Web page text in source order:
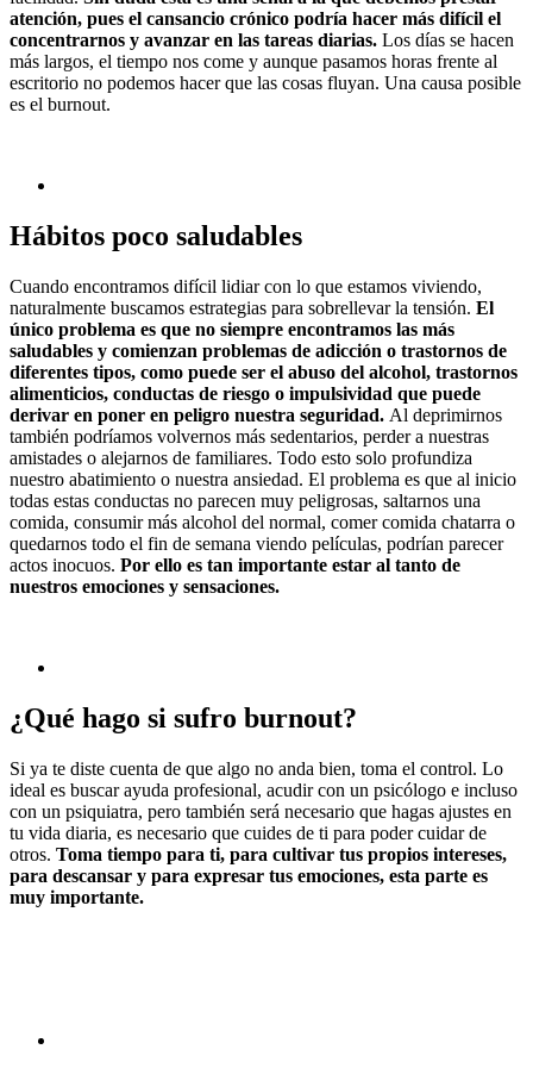
atención, pues el cansancio crónico podría hacer más difícil el
concentrarnos y avanzar en las tareas diarias. Los días se hacen
más largos, el tiempo nos come y aunque pasamos horas frente al
escritorio no podemos hacer que las cosas fluyan. Una causa posible
es el burnout.
Hábitos poco saludables
Cuando encontramos difícil lidiar con lo que estamos viviendo,
naturalmente buscamos estrategias para sobrellevar la tensión. El
único problema es que no siempre encontramos las más
saludables y comienzan problemas de adicción o trastornos de
diferentes tipos, como puede ser el abuso del alcohol, trastornos
alimenticios, conductas de riesgo o impulsividad que puede
derivar en poner en peligro nuestra seguridad. Al deprimirnos
también podríamos volvernos más sedentarios, perder a nuestras
amistades o alejarnos de familiares. Todo esto solo profundiza
nuestro abatimiento o nuestra ansiedad. El problema es que al inicio
todas estas conductas no parecen muy peligrosas, saltarnos una
comida, consumir más alcohol del normal, comer comida chatarra o
quedarnos todo el fin de semana viendo películas, podrían parecer
actos inocuos. Por ello es tan importante estar al tanto de
nuestros emociones y sensaciones.
¿Qué hago si sufro burnout?
Si ya te diste cuenta de que algo no anda bien, toma el control. Lo
ideal es buscar ayuda profesional, acudir con un psicólogo e incluso
con un psiquiatra, pero también será necesario que hagas ajustes en
tu vida diaria, es necesario que cuides de ti para poder cuidar de
otros. Toma tiempo para ti, para cultivar tus propios intereses,
para descansar y para expresar tus emociones, esta parte es
muy importante.